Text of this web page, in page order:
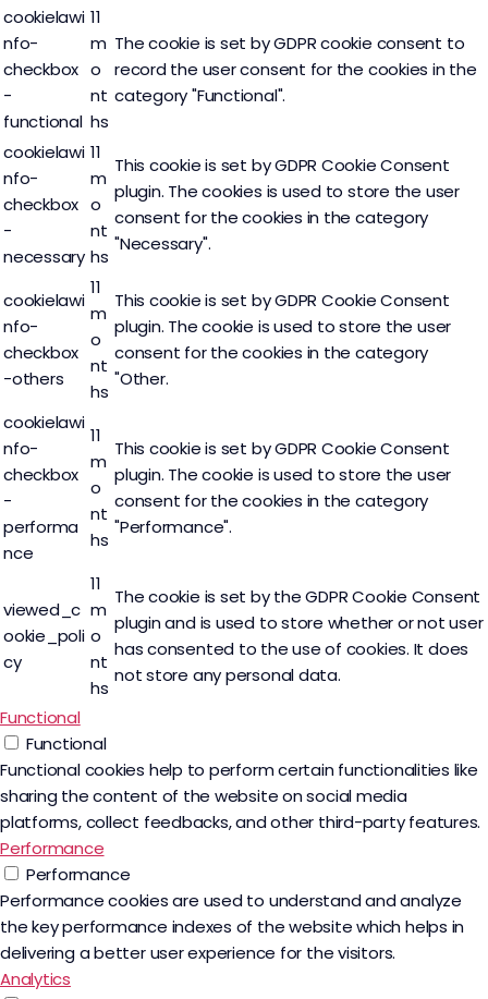
cookielawi
nfo-
checkbox
-
functional
11
m
o
nt
hs
The cookie is set by GDPR cookie consent to
record the user consent for the cookies in the
category "Functional".
cookielawi
nfo-
checkbox
-
necessary
11
m
o
nt
hs
This cookie is set by GDPR Cookie Consent
plugin. The cookies is used to store the user
consent for the cookies in the category
"Necessary".
cookielawi
nfo-
checkbox
-others
11
m
o
nt
hs
This cookie is set by GDPR Cookie Consent
plugin. The cookie is used to store the user
consent for the cookies in the category
"Other.
cookielawi
nfo-
checkbox
-
performa
nce
11
m
o
nt
hs
This cookie is set by GDPR Cookie Consent
plugin. The cookie is used to store the user
consent for the cookies in the category
"Performance".
viewed_c
ookie_poli
cy
11
m
o
nt
hs
The cookie is set by the GDPR Cookie Consent
plugin and is used to store whether or not user
has consented to the use of cookies. It does
not store any personal data.
Functional
Functional
Functional cookies help to perform certain functionalities like
sharing the content of the website on social media
platforms, collect feedbacks, and other third-party features.
Performance
Performance
Performance cookies are used to understand and analyze
the key performance indexes of the website which helps in
delivering a better user experience for the visitors.
Analytics